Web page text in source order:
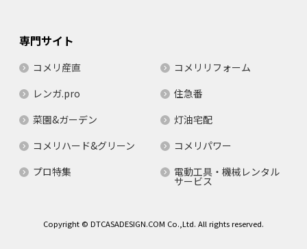
専門サイト
コメリ産直
コメリリフォーム
レンガ.pro
住急番
菜園&ガーデン
灯油宅配
コメリハード&グリーン
コメリパワー
プロ特集
電動工具・機械レンタル
サービス
Copyright © DTCASADESIGN.COM Co.,Ltd. All rights reserved.